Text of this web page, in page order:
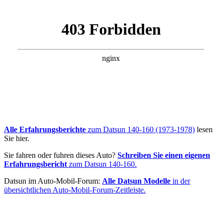
Alle Erfahrungsberichte zum Datsun 140-160 (1973-1978) lesen
Sie hier.
Sie fahren oder fuhren dieses Auto? Schreiben Sie einen eigenen
Erfahrungsbericht zum Datsun 140-160.
Datsun im Auto-Mobil-Forum: Alle Datsun Modelle in der
übersichtlichen Auto-Mobil-Forum-Zeitleiste.